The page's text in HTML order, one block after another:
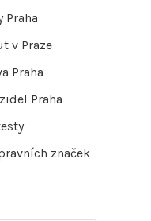
Praha
v Praze
Praha
Praha
značek